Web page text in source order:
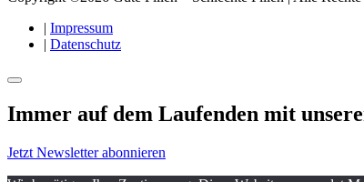
| Impressum
| Datenschutz
Immer auf dem Laufenden mit
Jetzt Newsletter abonnieren